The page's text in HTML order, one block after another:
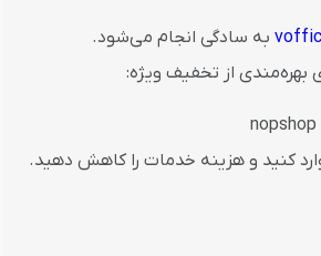
به سادگی انجام می‌شود.
بهره‌مندی از تخفیف ویژه:
nopshop
کنید و هزینه خدمات را کاهش دهید.